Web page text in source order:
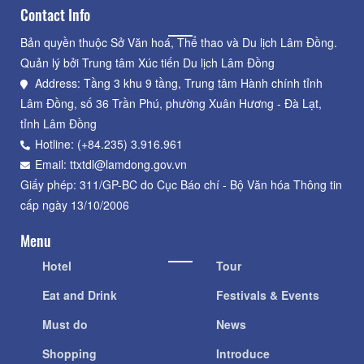
Contact Info
Bản quyền thuộc Sở Văn hoá, Thể thao và Du lịch Lâm Đồng.
Quản lý bởi Trung tâm Xúc tiến Du lịch Lâm Đồng
Address: Tầng 3 khu 9 tầng, Trung tâm Hành chính tỉnh
Lâm Đồng, số 36 Trần Phú, phường Xuân Hương - Đà Lạt,
tỉnh Lâm Đồng
Hotline: (+84.235) 3.916.961
Email: ttxtdl@lamdong.gov.vn
Giấy phép: 311/GP-BC do Cục Báo chí - Bộ Văn hóa Thông tin
cấp ngày 13/10/2006
Menu
Hotel
Eat and Drink
Must do
Shopping
Tour
Festivals & Events
News
Introduce